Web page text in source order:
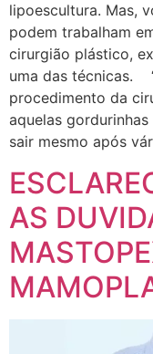
lipoescultura. Mas,
podem trabalham
cirurgião plástico,
uma das técnicas.
procedimento da
aquelas
sair mesmo após
AS